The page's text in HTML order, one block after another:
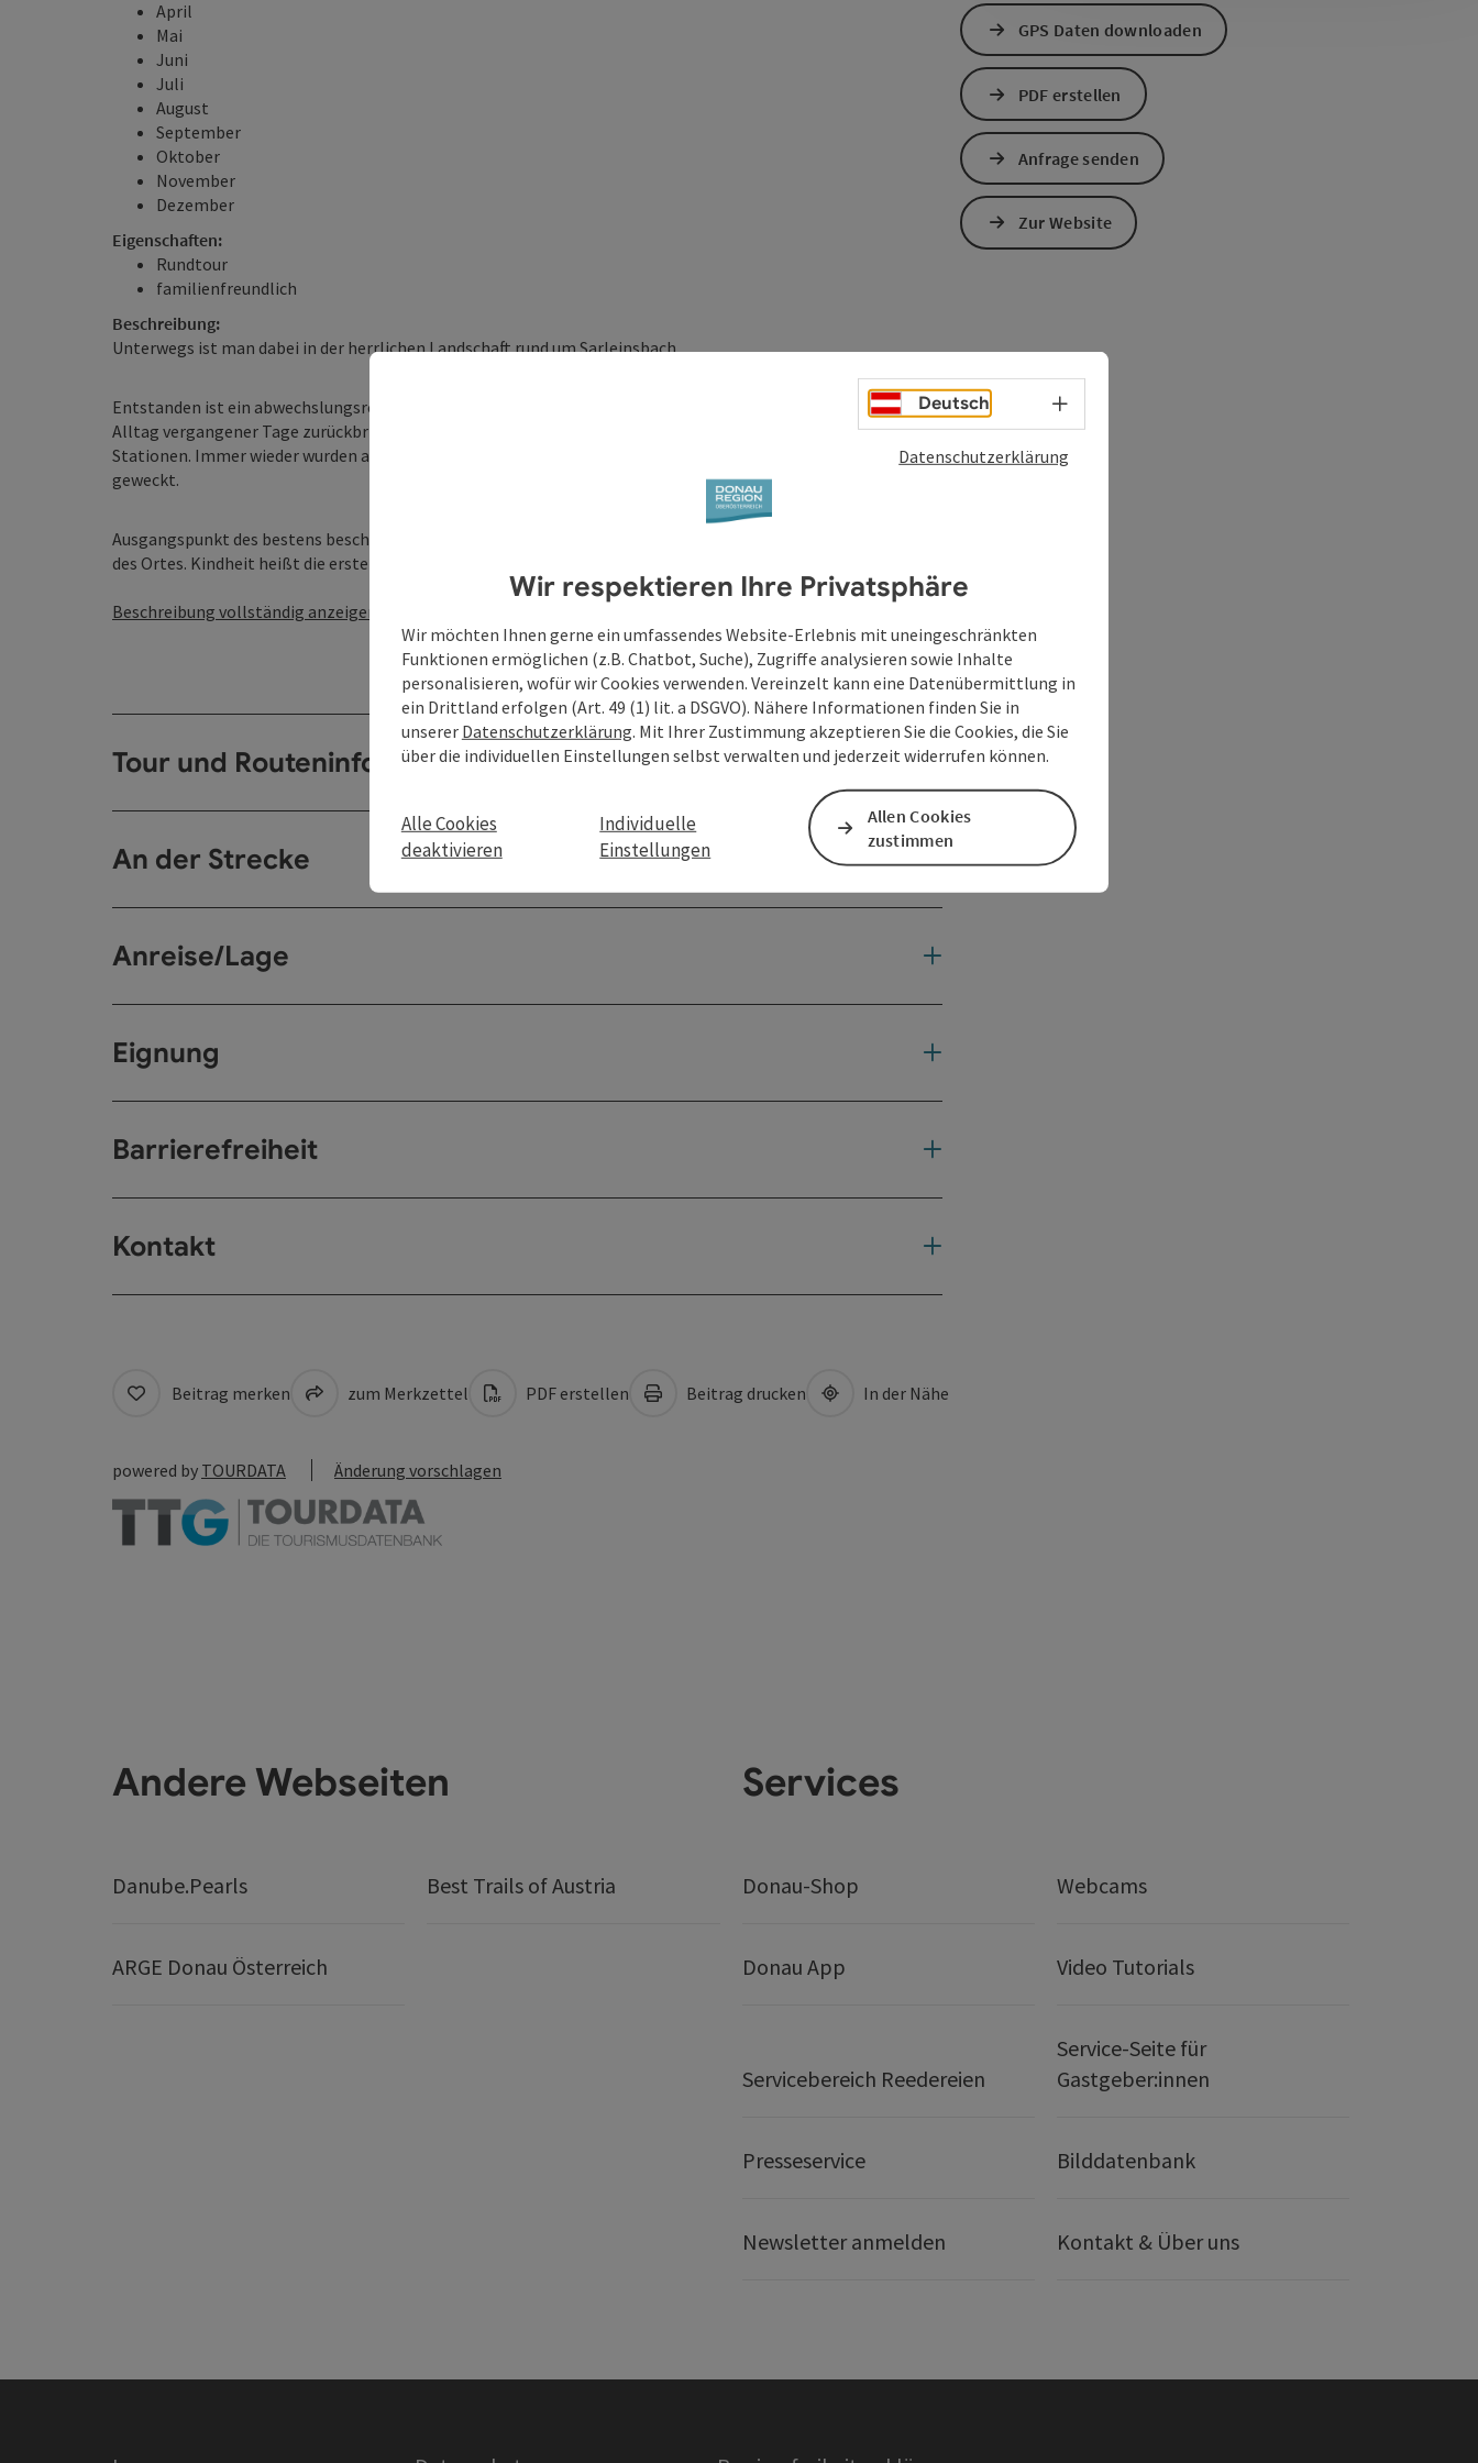
April
Mai
Juni
Juli
August
September
Oktober
November
Dezember
Eigenschaften:
Rundtour
familienfreundlich
Beschreibung:
Unterwegs ist man dabei in der herrlichen Landschaft rund um Sarleinsbach.
Entstanden ist ein abwechslungsreicher Rundweg, der mit alten Fotos der Sarleinsbacher Bevölkerung den
Alltag vergangener Tage zurückbringt. Besinnlich und oft vergnüglich ist das Innehalten bei den einzelnen
Stationen. Immer wieder wurden auch bei unserer Wanderung Erinnerungen an die eigene Kindheit und Jugend
geweckt.
Ausgangspunkt des bestens beschilderten Weges ist der Parkplatz beim Erlebnishof Kräuter-Mandl am Ende
des Ortes. Kindheit heißt die erste Station direkt bei ...
Beschreibung vollständig anzeigen
Tour und Routeninformationen
An der Strecke
Anreise/Lage
Eignung
Barrierefreiheit
Kontakt
GPS Daten downloaden
PDF erstellen
Anfrage senden
Zur Website
Beitrag merken zum Merkzettel PDF erstellen Beitrag drucken In der Nähe
powered by TOURDATA Änderung vorschlagen
Andere Webseiten
Danube.Pearls Best Trails of Austria
ARGE Donau Österreich
Services
Donau-Shop Webcams
Donau App Video Tutorials
Servicebereich Reedereien
Service-Seite für
Gastgeber:innen
Presseservice Bilddatenbank
Newsletter anmelden Kontakt & Über uns
Deutsch Sprachwahl - Menü öffnen
Datenschutzerklärung
Wir respektieren Ihre Privatsphäre
Wir möchten Ihnen gerne ein umfassendes Website-Erlebnis mit uneingeschränkten
Funktionen ermöglichen (z.B. Chatbot, Suche), Zugriffe analysieren sowie Inhalte
personalisieren, wofür wir Cookies verwenden. Vereinzelt kann eine Datenübermittlung in
ein Drittland erfolgen (Art. 49 (1) lit. a DSGVO). Nähere Informationen finden Sie in
unserer Datenschutzerklärung. Mit Ihrer Zustimmung akzeptieren Sie die Cookies, die Sie
über die individuellen Einstellungen selbst verwalten und jederzeit widerrufen können.
Alle Cookies
deaktivieren
Individuelle
Einstellungen
Allen Cookies
zustimmen